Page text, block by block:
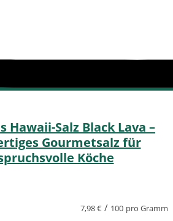
Hawaii-Salz Black Lava –
Gourmetsalz für
Köche
7,98€ / 100 pro Gramm